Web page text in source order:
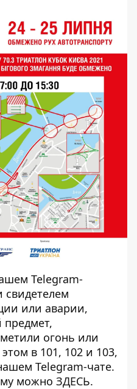
Telegram-
свидетелем
или аварии,
огонь или
в 101, 102 и 103,
Telegram-чате.
можно ЗДЕСЬ.